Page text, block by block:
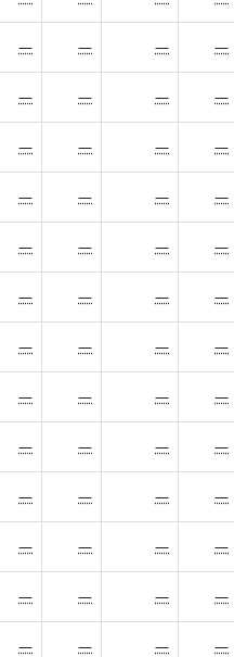
— — — —
— — — —
— — — —
— — — —
— — — —
— — — —
— — — —
— — — —
— — — —
— — — —
— — — —
— — — —
— — — —